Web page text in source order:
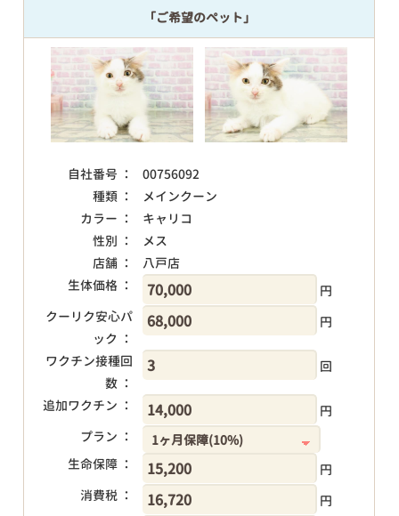
「ご希望のペット」
自社番号 ：
00756092
種類 ：
メインクーン
カラー ：
キャリコ
性別 ：
メス
店舗 ：
八戸店
生体価格 ：
円
クーリク安心パ
ック ：
円
ワクチン接種回
数 ：
回
追加ワクチン ：
円
プラン ：
生命保障 ：
円
消費税 ：
円